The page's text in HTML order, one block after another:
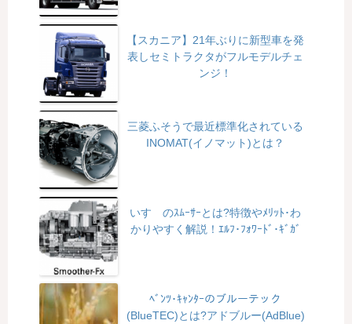
【スカニア】21年ぶりに新型車を発
表しセミトラクタがフルモデルチェ
ンジ！
三菱ふそうで最近標準化されている
INOMAT(イノマット)とは？
いすゞのｽﾑｰｻｰとは?特徴やﾒﾘｯﾄ･わ
かりやすく解説！ｴﾙﾌ･ﾌｫﾜｰﾄﾞ･ｷﾞｶﾞ
ﾍﾞﾝﾂ･ｷｬﾝﾀｰのブルーテック
(BlueTEC)とは?アドブルー(AdBlue)